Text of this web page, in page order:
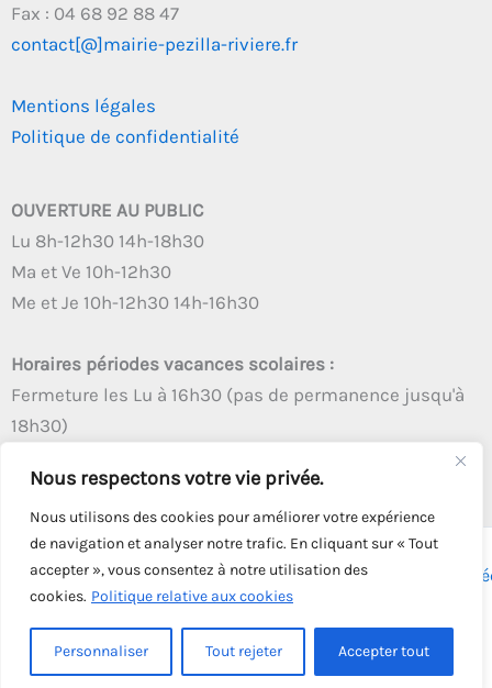
Nous respectons votre vie privée.
Nous utilisons des cookies pour améliorer votre expérience
de navigation et analyser notre trafic. En cliquant sur « Tout
accepter », vous consentez à notre utilisation des
cookies. Politique relative aux cookies
Personnaliser Tout rejeter Accepter tout
Fax : 04 68 92 88 47
contact[@]mairie-pezilla-riviere.fr
Mentions légales
Politique de confidentialité
OUVERTURE AU PUBLIC
Lu 8h-12h30 14h-18h30
Ma et Ve 10h-12h30
Me et Je 10h-12h30 14h-16h30
Horaires périodes vacances scolaires :
Fermeture les Lu à 16h30 (pas de permanence jusqu'à
18h30)
Copyright © 2026 - Tous droits réservés - | Webmaster
Solution